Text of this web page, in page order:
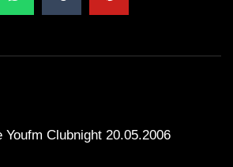
Youfm Clubnight 20.05.2006